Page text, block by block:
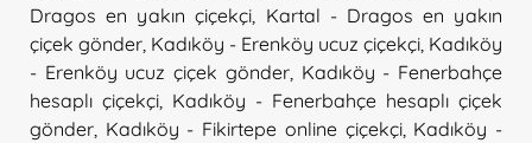
Dragos en yakın çiçekçi
Kartal - Dragos en yakın
çiçek gönder Kadıköy - Erenköy ucuz çiçekçi Kadıköy
- Erenköy ucuz çiçek gönder, Kadıköy - Fenerbahçe
hesaplı çiçekçi Kadıköy - Fenerbahçe hesaplı çiçek
gönder Kadıköy - Fikirtepe online çiçekçi, Kadıköy -